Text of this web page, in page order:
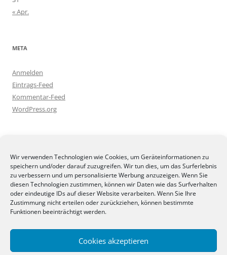
Wir verwenden Technologien wie Cookies, um Geräteinformationen zu
speichern und/oder darauf zuzugreifen. Wir tun dies, um das Surferlebnis
zu verbessern und um personalisierte Werbung anzuzeigen. Wenn Sie
diesen Technologien zustimmen, können wir Daten wie das Surfverhalten
oder eindeutige IDs auf dieser Website verarbeiten. Wenn Sie Ihre
Zustimmung nicht erteilen oder zurückziehen, können bestimmte
Funktionen beeinträchtigt werden.
Cookies akzeptieren
« Apr.
META
Anmelden
Eintrags-Feed
Kommentar-Feed
WordPress.org
BLOGGERAMT